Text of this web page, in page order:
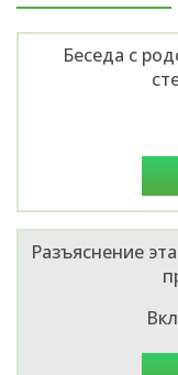
Беседа с
Разъяснение